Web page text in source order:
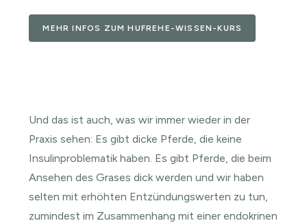
MEHR INFOS ZUM HUFREHE-WISSEN-KURS
Und das ist auch, was wir immer wieder in der
Praxis sehen: Es gibt dicke Pferde, die keine
Insulinproblematik haben. Es gibt Pferde, die beim
Ansehen des Grases dick werden und wir haben
selten mit erhöhten Entzündungswerten zu tun,
zumindest im Zusammenhang mit einer endokrinen